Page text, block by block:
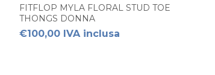
FITFLOP MYLA FLORAL STUD TOE
THONGS DONNA
€100,00 IVA inclusa